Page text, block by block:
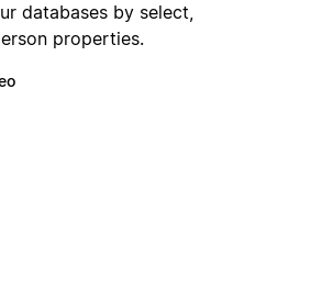
databases by select,
properties.